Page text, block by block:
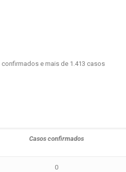
e mais de 1.413 casos
Casos confirmados
0